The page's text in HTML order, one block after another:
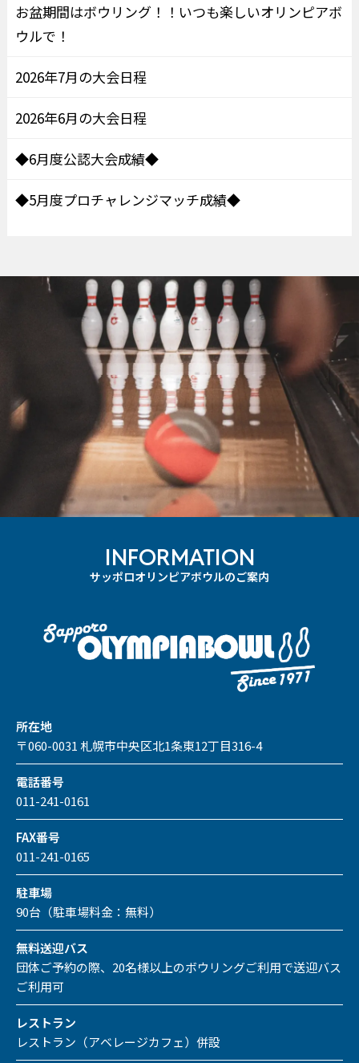
お盆期間はボウリング！！いつも楽しいオリンピアボ
ウルで！
2026年7月の大会日程
2026年6月の大会日程
◆6月度公認大会成績◆
◆5月度プロチャレンジマッチ成績◆
INFORMATION
サッポロオリンピアボウルのご案内
所在地
〒060-0031 札幌市中央区北1条東12丁目316-4
電話番号
011-241-0161
FAX番号
011-241-0165
駐車場
90台（駐車場料金：無料）
無料送迎バス
団体ご予約の際、20名様以上のボウリングご利用で送迎バス
ご利用可
レストラン
レストラン（アベレージカフェ）併設